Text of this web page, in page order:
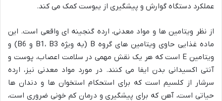
عملکرد دستگاه گوارش و پیشگیری از یبوست کمک می کند.
از نظر ویتامین ها و مواد معدنی، ارده گنجینه ای واقعی است. این
ماده غذایی حاوی ویتامین های گروه B (به ویژه B1، B3 و B6) و
ویتامین E است که هر یک نقش مهمی در سلامت اعصاب، پوست و
آنتی اکسیدانی بدن ایفا می کنند. در مورد مواد معدنی نیز، ارده
سرشار از کلسیم است که برای استحکام استخوان ها و دندان ها
حیاتی است، آهن که برای پیشگیری و درمان کم خونی ضروری است،